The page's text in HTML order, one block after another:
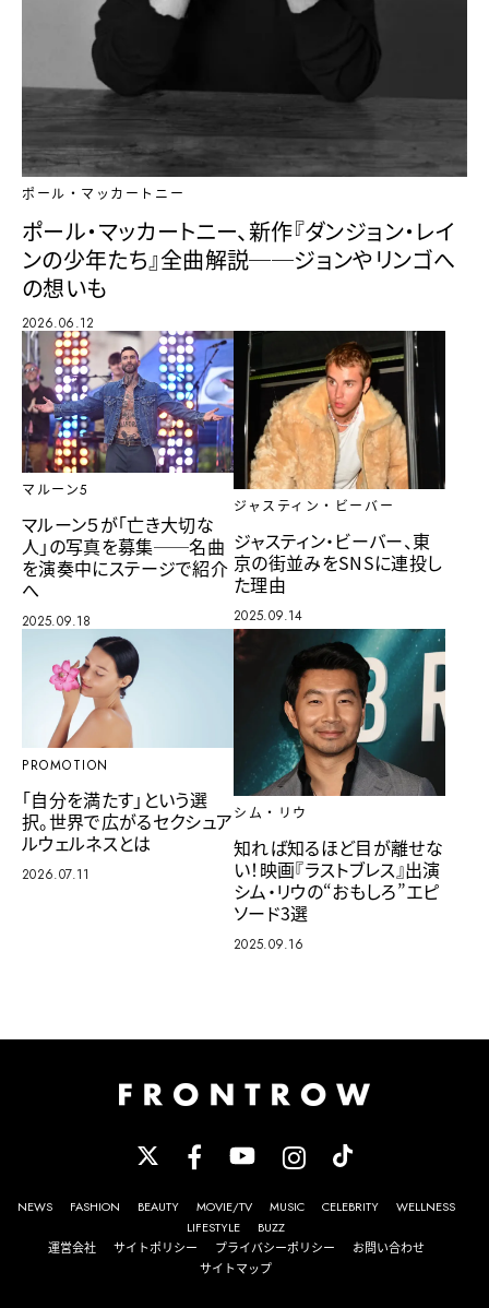
ポール・マッカートニー
ポール・マッカートニー、新作『ダンジョン・レイ
ンの少年たち』全曲解説──ジョンやリンゴへ
の想いも
2026.06.12
マルーン5
マルーン５が「亡き大切な
人」の写真を募集──名曲
を演奏中にステージで紹介
へ
2025.09.18
ジャスティン・ビーバー
ジャスティン・ビーバー、東
京の街並みをSNSに連投し
た理由
2025.09.14
PROMOTION
「自分を満たす」という選
択。世界で広がるセクシュア
ルウェルネスとは
2026.07.11
シム・リウ
知れば知るほど目が離せな
い！映画『ラストブレス』出演
シム・リウの“おもしろ”エピ
ソード3選
2025.09.16
NEWS FASHION BEAUTY MOVIE/TV MUSIC CELEBRITY
WELLNESS
LIFESTYLE
BUZZ
運営会社
サイトポリシー プライバシーポリシー
お問い合わせ
サイトマップ